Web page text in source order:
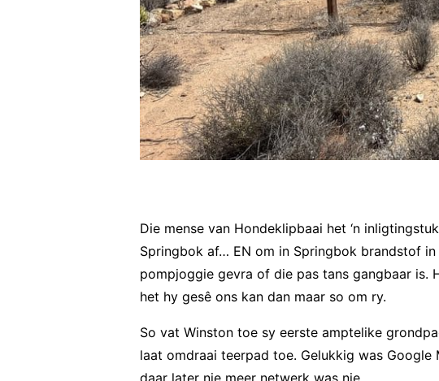
Die mense van Hondeklipbaai het ‘n
Springbok af… EN om in Springbok brandstof
pompjoggie gevra of die pas tans gangbaar is.
het hy gesê ons kan dan maar so om ry.
So vat Winston toe sy eerste amptelike
laat omdraai teerpad toe. Gelukkig was
daar later nie meer netwerk was nie.